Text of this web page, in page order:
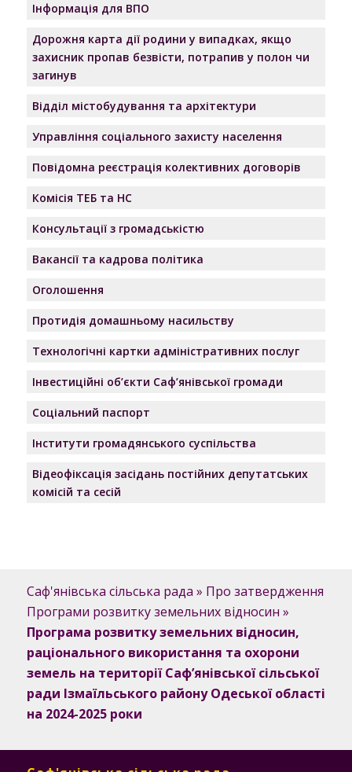
Інформація для ВПО
Дорожня карта дії родини у випадках, якщо
захисник пропав безвісти, потрапив у полон чи
загинув
Відділ містобудування та архітектури
Управління соціального захисту населення
Повідомна реєстрація колективних договорів
Комісія ТЕБ та НС
Консультації з громадськістю
Вакансії та кадрова політика
Оголошення
Протидія домашньому насильству
Технологічні картки адміністративних послуг
Інвестиційні об’єкти Саф’янівської громади
Соціальний паспорт
Інститути громадянського суспільства
Відеофіксація засідань постійних депутатських
комісій та сесій
Саф'янівська сільська рада » Про затвердження
Програми розвитку земельних відносин »
Програма розвитку земельних відносин,
раціонального використання та охорони
земель на території Саф’янівської сільської
ради Ізмаїльського району Одеської області
на 2024-2025 роки